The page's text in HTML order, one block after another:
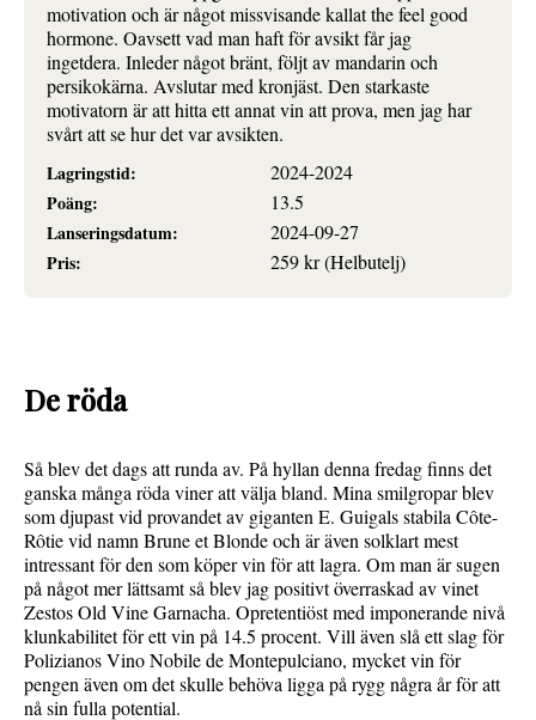
motivation och är något missvisande kallat the feel good
hormone. Oavsett vad man haft för avsikt får jag
ingetdera. Inleder något bränt, följt av mandarin och
persikokärna. Avslutar med kronjäst. Den starkaste
motivatorn är att hitta ett annat vin att prova, men jag har
svårt att se hur det var avsikten.
Lagringstid:
2024-2024
Poäng:
13.5
Lanseringsdatum:
2024-09-27
Pris:
259 kr (Helbutelj)
De röda
Så blev det dags att runda av. På hyllan denna fredag finns det
ganska många röda viner att välja bland. Mina smilgropar blev
som djupast vid provandet av giganten E. Guigals stabila Côte-
Rôtie vid namn Brune et Blonde och är även solklart mest
intressant för den som köper vin för att lagra. Om man är sugen
på något mer lättsamt så blev jag positivt överraskad av vinet
Zestos Old Vine Garnacha. Opretentiöst med imponerande nivå
klunkabilitet för ett vin på 14.5 procent. Vill även slå ett slag för
Polizianos Vino Nobile de Montepulciano, mycket vin för
pengen även om det skulle behöva ligga på rygg några år för att
nå sin fulla potential.